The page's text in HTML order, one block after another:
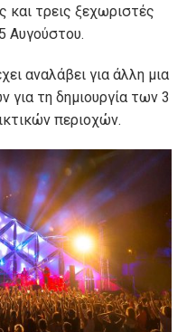
και τρεις ξεχωριστές
Αυγούστου.
αναλάβει για άλλη μια
τη δημιουργία των 3
περιοχών.